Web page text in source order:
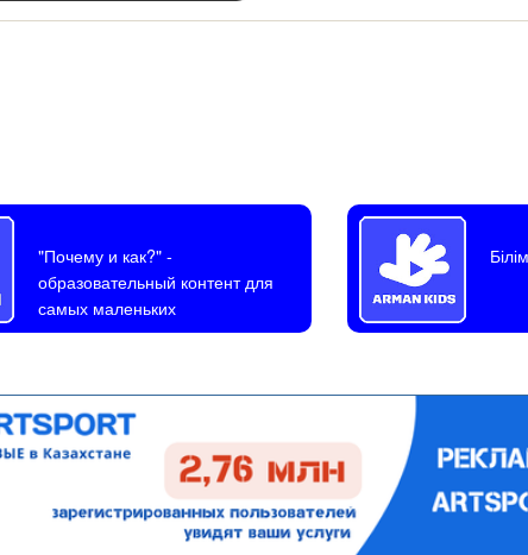
"Почему и как?"-
образовательный контент для
самых маленьких